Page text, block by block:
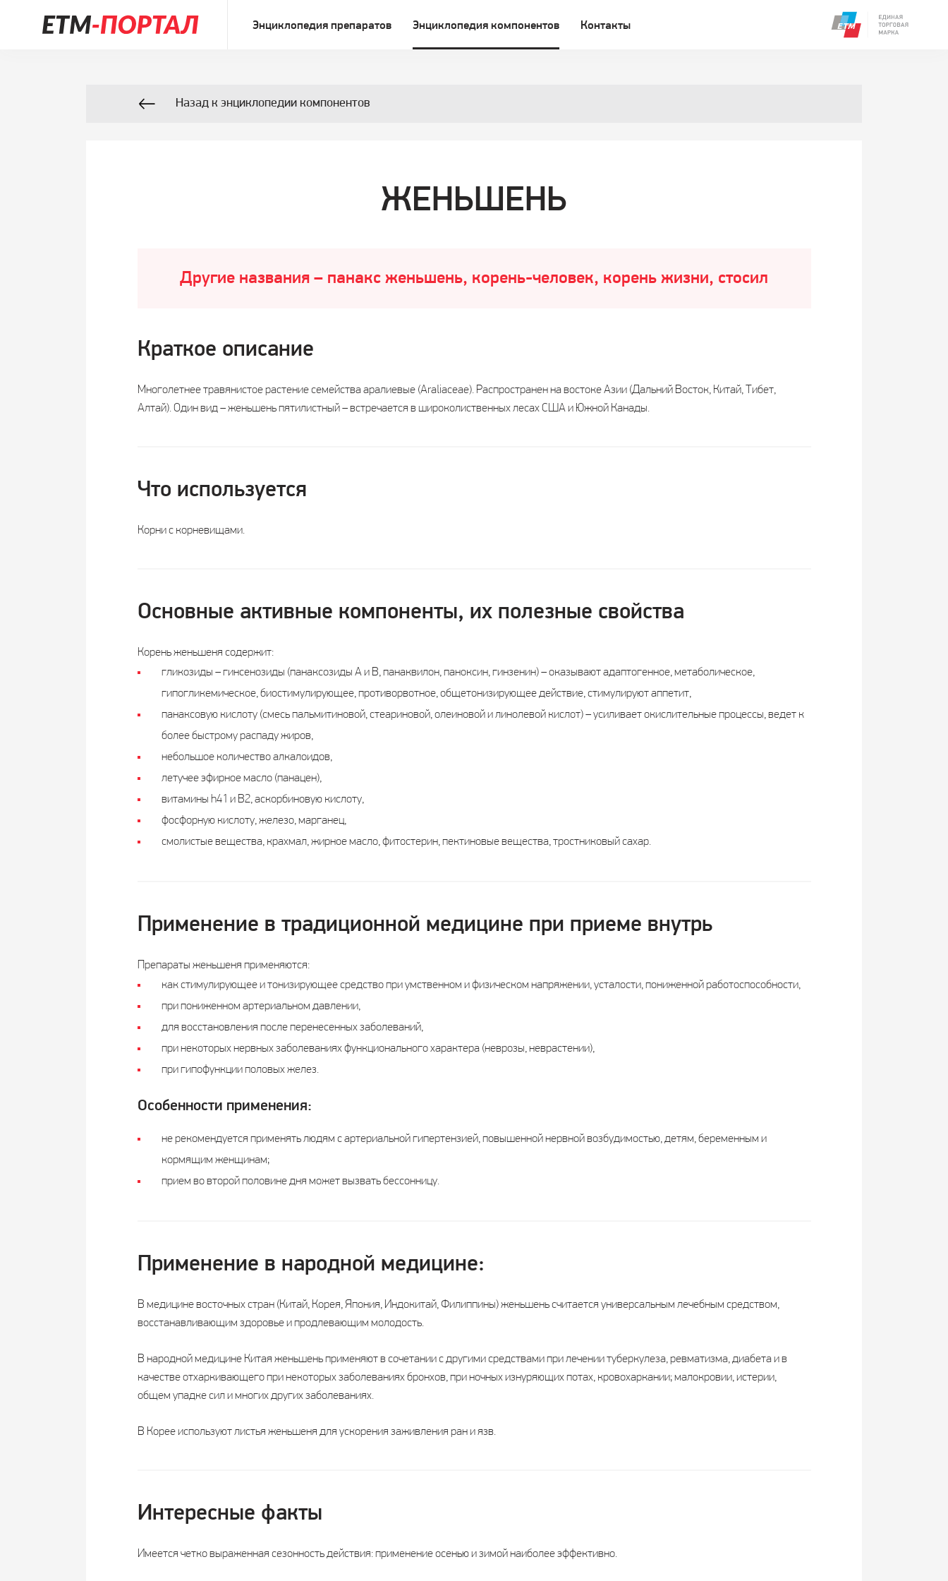
Энциклопедия препаратов Энциклопедия компонентов Контакты
Назад к энциклопедии компонентов
ЖЕНЬШЕНЬ
Другие названия – панакс женьшень, корень-человек, корень жизни, стосил
Краткое описание
Многолетнее травянистое растение семейства аралиевые (Araliaсеае). Распространен на востоке Азии (Дальний Восток, Китай, Тибет,
Алтай). Один вид – женьшень пятилистный – встречается в широколиственных лесах США и Южной Канады.
Что используется
Корни с корневищами.
Основные активные компоненты, их полезные свойства
Корень женьшеня содержит:
гликозиды – гинсенозиды (панаксозиды А и В, панаквилон, паноксин, гинзенин) – оказывают адаптогенное, метаболическое,
гипогликемическое, биостимулирующее, противорвотное, общетонизирующее действие, стимулируют аппетит,
панаксовую кислоту (смесь пальмитиновой, стеариновой, олеиновой и линолевой кислот) – усиливает окислительные процессы, ведет к
более быстрому распаду жиров,
небольшое количество алкалоидов,
летучее эфирное масло (панацен),
витамины h41 и В2, аскорбиновую кислоту,
фосфорную кислоту, железо, марганец,
смолистые вещества, крахмал, жирное масло, фитостерин, пектиновые вещества, тростниковый сахар.
Применение в традиционной медицине при приеме внутрь
Препараты женьшеня применяются:
как стимулирующее и тонизирующее средство при умственном и физическом напряжении, усталости, пониженной работоспособности,
при пониженном артериальном давлении,
для восстановления после перенесенных заболеваний,
при некоторых нервных заболеваниях функционального характера (неврозы, неврастении),
при гипофункции половых желез.
Особенности применения:
не рекомендуется применять людям с артериальной гипертензией, повышенной нервной возбудимостью, детям, беременным и
кормящим женщинам;
прием во второй половине дня может вызвать бессонницу.
Применение в народной медицине:
В медицине восточных стран (Китай, Корея, Япония, Индокитай, Филиппины) женьшень считается универсальным лечебным средством,
восстанавливающим здоровье и продлевающим молодость.
В народной медицине Китая женьшень применяют в сочетании с другими средствами при лечении туберкулеза, ревматизма, диабета и в
качестве отхаркивающего при некоторых заболеваниях бронхов, при ночных изнуряющих потах, кровохаркании; малокровии, истерии,
общем упадке сил и многих других заболеваниях.
В Корее используют листья женьшеня для ускорения заживления ран и язв.
Интересные факты
Имеется четко выраженная сезонность действия: применение осенью и зимой наиболее эффективно.